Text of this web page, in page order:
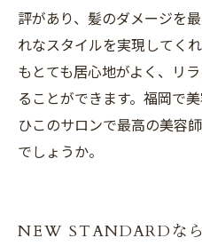
評があり、髪のダメージを
れなスタイルを実現してく
もとても居心地がよく、リ
ることができます。福岡で
ひこのサロンで最高の美容
でしょうか。
NEW STANDARDな